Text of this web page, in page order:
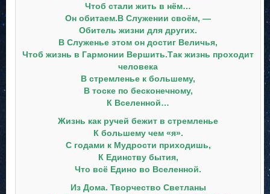
Чтоб стали жить в нём…
Он обитаем.В Служении своём, —
Обитель жизни для других.
В Служенье этом он достиг Величья,
Чтоб жизнь в Гармонии Вершить.Так жизнь проходит
человека
В стремленье к большему,
В тоске по бесконечному,
К Вселенной…
Жизнь как ручей бежит в стремленье
К большему чем «я».
С годами к Мудрости приходишь,
К Единству бытия,
Что всё Едино во Вселенной.
Из Дома. Творчество Светланы